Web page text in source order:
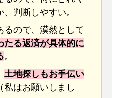
判断しやすい。
るので、漠然として
たる返済が具体的に
。
土地探しもお手伝い
私はお願いしまし